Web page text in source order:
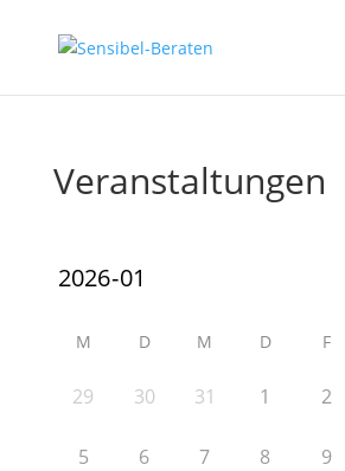
Veranstaltungen
M D M D F
29 30 31 1 2
5 6 7 8 9